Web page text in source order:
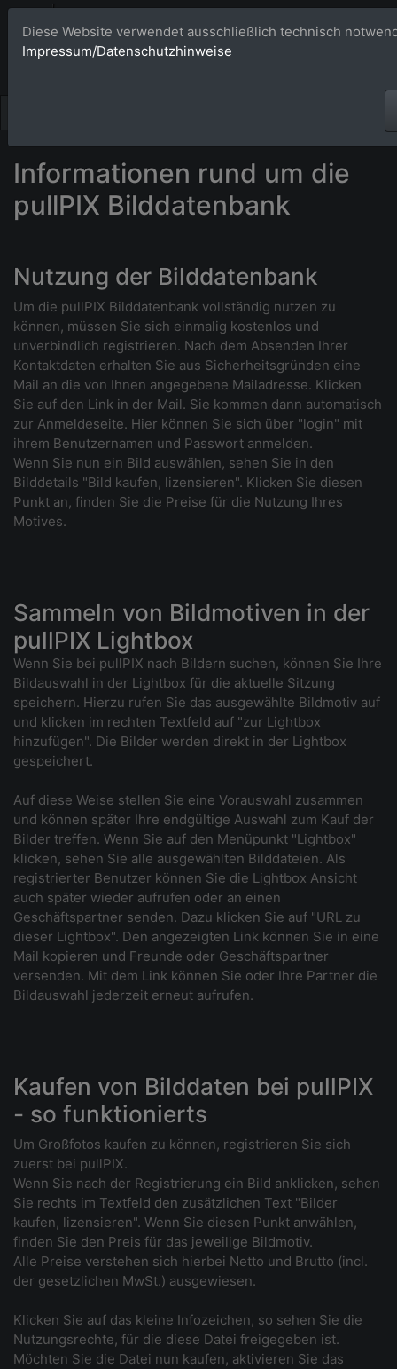
Bildagentur
Informationen rund um die
pullPIX Bilddatenbank
Nutzung der Bilddatenbank
Um die pullPIX Bilddatenbank vollständig nutzen zu
können, müssen Sie sich einmalig kostenlos und
unverbindlich registrieren. Nach dem Absenden Ihrer
Kontaktdaten erhalten Sie aus Sicherheitsgründen eine
Mail an die von Ihnen angegebene Mailadresse. Klicken
Sie auf den Link in der Mail. Sie kommen dann automatisch
zur Anmeldeseite. Hier können Sie sich über "login" mit
ihrem Benutzernamen und Passwort anmelden.
Wenn Sie nun ein Bild auswählen, sehen Sie in den
Bilddetails "Bild kaufen, lizensieren". Klicken Sie diesen
Punkt an, finden Sie die Preise für die Nutzung Ihres
Motives.
Sammeln von Bildmotiven in der
pullPIX Lightbox
Wenn Sie bei pullPIX nach Bildern suchen, können Sie Ihre
Bildauswahl in der Lightbox für die aktuelle Sitzung
speichern. Hierzu rufen Sie das ausgewählte Bildmotiv auf
und klicken im rechten Textfeld auf "zur Lightbox
hinzufügen". Die Bilder werden direkt in der Lightbox
gespeichert.
Auf diese Weise stellen Sie eine Vorauswahl zusammen
und können später Ihre endgültige Auswahl zum Kauf der
Bilder treffen. Wenn Sie auf den Menüpunkt "Lightbox"
klicken, sehen Sie alle ausgewählten Bilddateien. Als
registrierter Benutzer können Sie die Lightbox Ansicht
auch später wieder aufrufen oder an einen
Geschäftspartner senden. Dazu klicken Sie auf "URL zu
dieser Lightbox". Den angezeigten Link können Sie in eine
Mail kopieren und Freunde oder Geschäftspartner
versenden. Mit dem Link können Sie oder Ihre Partner die
Bildauswahl jederzeit erneut aufrufen.
Kaufen von Bilddaten bei pullPIX
- so funktionierts
Um Großfotos kaufen zu können, registrieren Sie sich
zuerst bei pullPIX.
Wenn Sie nach der Registrierung ein Bild anklicken, sehen
Sie rechts im Textfeld den zusätzlichen Text "Bilder
kaufen, lizensieren". Wenn Sie diesen Punkt anwählen,
finden Sie den Preis für das jeweilige Bildmotiv.
Alle Preise verstehen sich hierbei Netto und Brutto (incl.
der gesetzlichen MwSt.) ausgewiesen.
Klicken Sie auf das kleine Infozeichen, so sehen Sie die
Nutzungsrechte, für die diese Datei freigegeben ist.
Möchten Sie die Datei nun kaufen, aktivieren Sie das
Diese Website verwendet ausschließlich technisch
Impressum/Datenschutzhinweise